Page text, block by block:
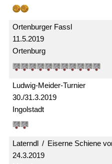
11.5.2019
Ortenburger Fassl
Ortenburg
30./31.3.2019
Ludwig-Meider-Turnier
Ingolstadt
24.3.2019
Laterndl / Eiserne Schiene